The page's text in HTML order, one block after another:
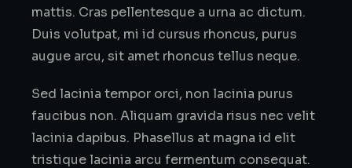
mattis. Cras pellentesque a urna ac dictum.
Duis volutpat, mi id cursus rhoncus, purus
augue arcu, sit amet rhoncus tellus neque.
Sed lacinia tempor orci, non lacinia purus
faucibus non. Aliquam gravida risus nec velit
lacinia dapibus. Phasellus at magna id elit
tristique lacinia arcu fermentum consequat.